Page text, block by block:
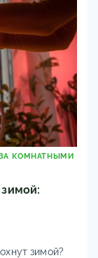
КОМНАТНЫМИ
зимой?